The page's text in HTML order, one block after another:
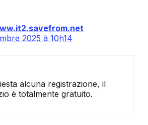
2025 à 10h14
alcuna registrazione, il
è totalmente gratuito.